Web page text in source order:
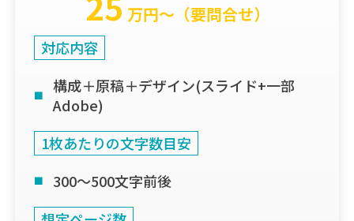
万円〜（要問合せ）
対応内容
構成＋原稿＋デザイン(スライド+一部
Adobe)
1枚あたりの文字数目安
300〜500文字前後